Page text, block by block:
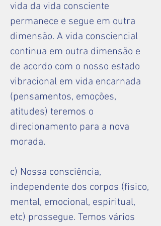
vida da vida consciente
permanece e segue em outra
dimensão. A vida consciencial
continua em outra dimensão e
de acordo com o nosso estado
vibracional em vida encarnada
(pensamentos, emoções,
atitudes) teremos o
direcionamento para a nova
morada.
c) Nossa consciência,
independente dos corpos (fisico,
mental, emocional, espiritual,
etc) prossegue. Temos vários